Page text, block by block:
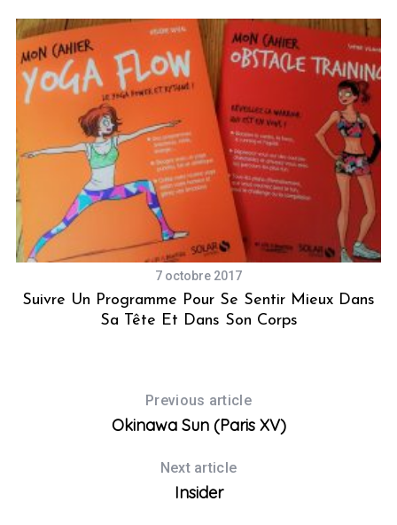
7 octobre 2017
Suivre Un Programme Pour Se Sentir Mieux Dans
Sa Tête Et Dans Son Corps
Previous article
Okinawa Sun (Paris XV)
Next article
Insider